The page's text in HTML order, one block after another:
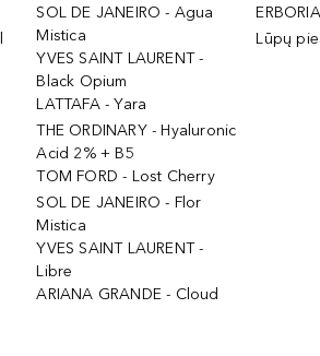
SOL DE JANEIRO - Agua
Mistica
YVES SAINT LAURENT -
Black Opium
LATTAFA - Yara
THE ORDINARY - Hyaluronic
Acid 2% + B5
TOM FORD - Lost Cherry
SOL DE JANEIRO - Flor
Mistica
YVES SAINT LAURENT -
Libre
ARIANA GRANDE - Cloud
Lūpų